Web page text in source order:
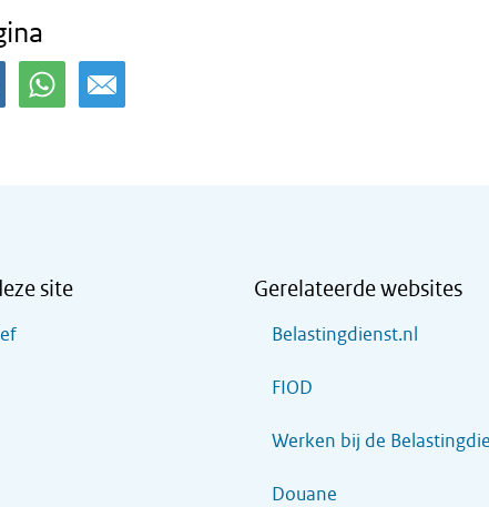
site Gerelateerde websites
Belastingdienst.nl
FIOD
Werken bij de
Douane